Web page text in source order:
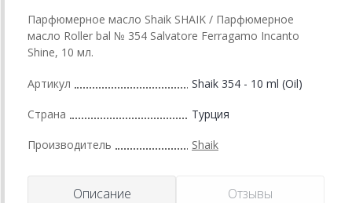
Парфюмерное масло Shaik SHAIK / Парфюмерное
масло Roller bal № 354 Salvatore Ferragamo Incanto
Shine, 10 мл.
Артикул Shaik 354 - 10 ml (Oil)
Страна Турция
Производитель Shaik
Описание Отзывы